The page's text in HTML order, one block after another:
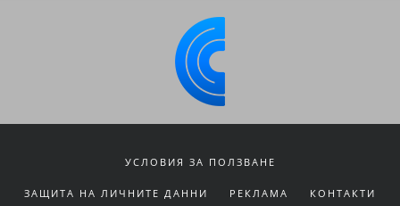
УСЛОВИЯ ЗА ПОЛЗВАНЕ
ЗАЩИТА НА ЛИЧНИТЕ ДАННИ РЕКЛАМА КОНТАКТИ